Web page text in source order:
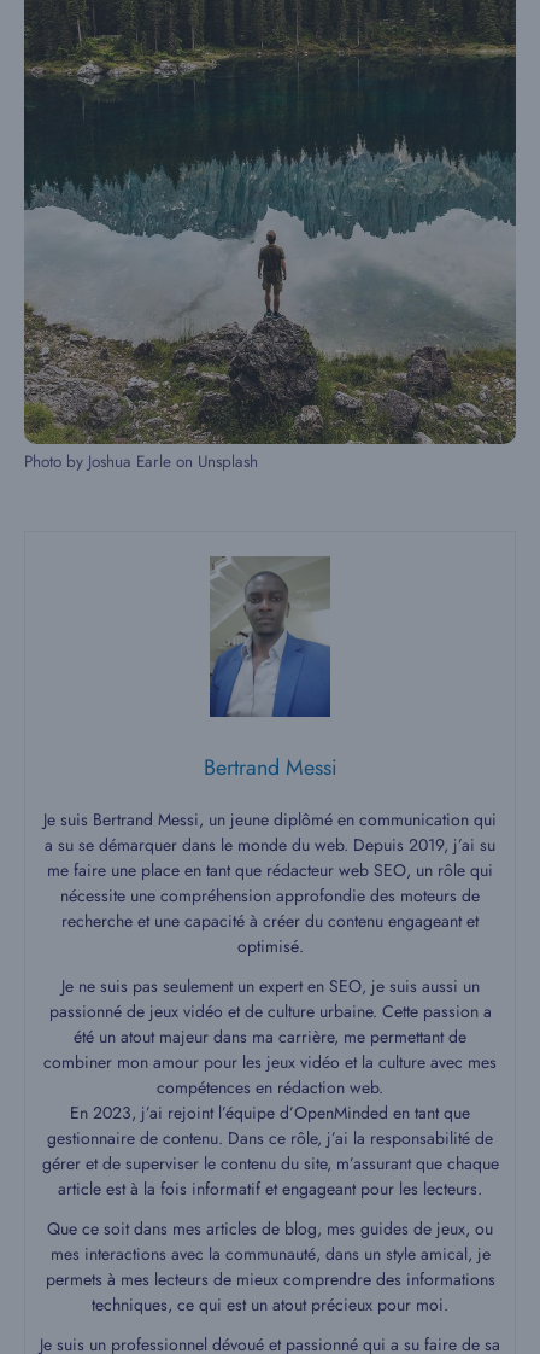
Photo by Joshua Earle on Unsplash
Bertrand Messi
Je suis Bertrand Messi, un jeune diplômé en communication qui
a su se démarquer dans le monde du web. Depuis 2019, j’ai su
me faire une place en tant que rédacteur web SEO, un rôle qui
nécessite une compréhension approfondie des moteurs de
recherche et une capacité à créer du contenu engageant et
optimisé.
Je ne suis pas seulement un expert en SEO, je suis aussi un
passionné de jeux vidéo et de culture urbaine. Cette passion a
été un atout majeur dans ma carrière, me permettant de
combiner mon amour pour les jeux vidéo et la culture avec mes
compétences en rédaction web.
En 2023, j’ai rejoint l’équipe d’OpenMinded en tant que
gestionnaire de contenu. Dans ce rôle, j’ai la responsabilité de
gérer et de superviser le contenu du site, m’assurant que chaque
article est à la fois informatif et engageant pour les lecteurs.
Que ce soit dans mes articles de blog, mes guides de jeux, ou
mes interactions avec la communauté, dans un style amical, je
permets à mes lecteurs de mieux comprendre des informations
techniques, ce qui est un atout précieux pour moi.
Je suis un professionnel dévoué et passionné qui a su faire de sa